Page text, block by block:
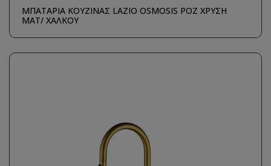
ΜΠΑΤΑΡΙΑ ΚΟΥΖΙΝΑΣ LAZIO OSMOSIS ΡΟΖ ΧΡΥΣΗ
ΜΑΤ/ ΧΑΛΚΟΥ